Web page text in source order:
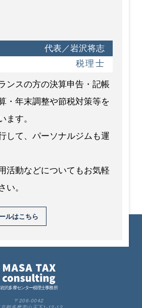
代表／岩沢将志
税理士
ンスの方の決算申告・記帳
・年末調整や節税対策等を
ます。
して、パーソナルジムも運
活動などについてもお気軽
い。
ルはこちら
岩沢多摩センター税理士事務所
〒206-0042